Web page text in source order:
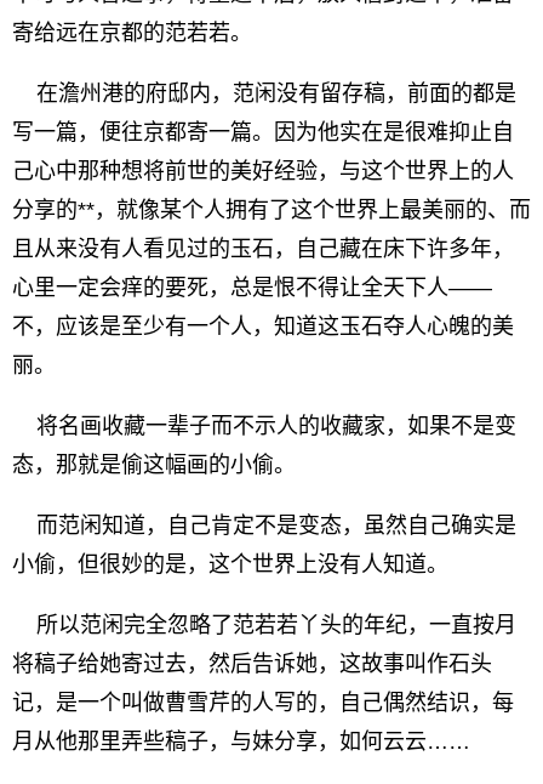
寄给远在京都的范若若。
在澹州港的府邸内，范闲没有留存稿，前面的都是
写一篇，便往京都寄一篇。因为他实在是很难抑止自
己心中那种想将前世的美好经验，与这个世界上的人
分享的**，就像某个人拥有了这个世界上最美丽的、而
且从来没有人看见过的玉石，自己藏在床下许多年，
心里一定会痒的要死，总是恨不得让全天下人——
不，应该是至少有一个人，知道这玉石夺人心魄的美
丽。
将名画收藏一辈子而不示人的收藏家，如果不是变
态，那就是偷这幅画的小偷。
而范闲知道，自己肯定不是变态，虽然自己确实是
小偷，但很妙的是，这个世界上没有人知道。
所以范闲完全忽略了范若若丫头的年纪，一直按月
将稿子给她寄过去，然后告诉她，这故事叫作石头
记，是一个叫做曹雪芹的人写的，自己偶然结识，每
月从他那里弄些稿子，与妹分享，如何云云……